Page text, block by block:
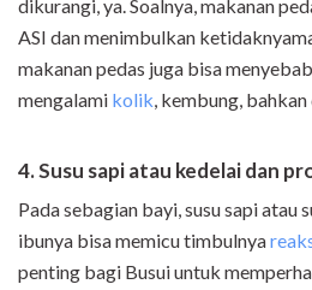
dikurangi, ya. Soalnya, makanan
ASI dan menimbulkan
makanan pedas juga bisa
mengalami kolik, kembung, bahkan
4. Susu sapi atau kedelai dan
Pada sebagian bayi, susu sapi atau
ibunya bisa memicu timbulnya
penting bagi Busui untuk